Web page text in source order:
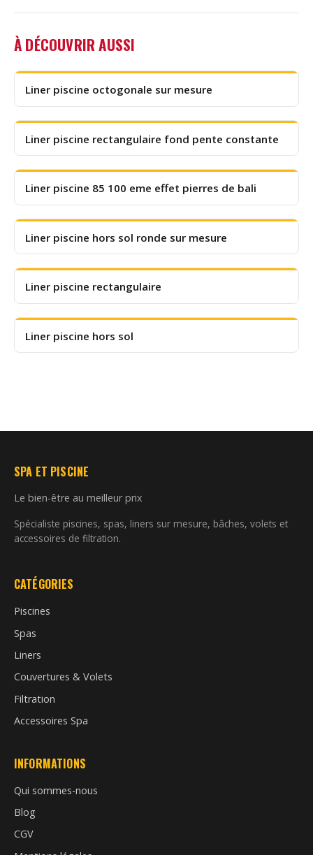
À DÉCOUVRIR AUSSI
Liner piscine octogonale sur mesure
Liner piscine rectangulaire fond pente constante
Liner piscine 85 100 eme effet pierres de bali
Liner piscine hors sol ronde sur mesure
Liner piscine rectangulaire
Liner piscine hors sol
SPA ET PISCINE
Le bien-être au meilleur prix
Spécialiste piscines, spas, liners sur mesure, bâches, volets et
accessoires de filtration.
CATÉGORIES
Piscines
Spas
Liners
Couvertures & Volets
Filtration
Accessoires Spa
INFORMATIONS
Qui sommes-nous
Blog
CGV